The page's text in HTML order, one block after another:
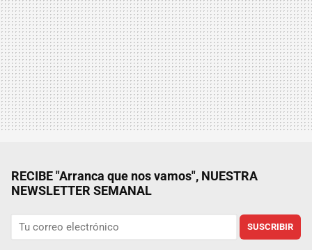
RECIBE "Arranca que nos vamos", NUESTRA
NEWSLETTER SEMANAL
SUSCRIBIR